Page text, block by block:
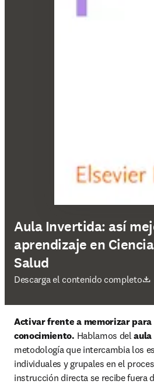
Aula Invertida: así
aprendizaje en
Salud
Descarga el contenido completo
se abre en una nueva pestaña/
Activar frente a memorizar
conocimiento. Hablamos del
metodología que intercambia los
individuales y grupales en el
instrucción directa se recibe fuera